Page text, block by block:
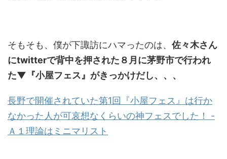
そもそも、僕が下諏訪にハマったのは、 佐々木さん
にtwitterで背中を押された８月に茅野市で行われ
た▼『小屋フェス』がきっかけだし、、、
長野で開催されていた第1回『小屋フェス』は行か
なかった人が可哀想なくらいの神フェスでした！ -
Ａ１理論はミニマリスト